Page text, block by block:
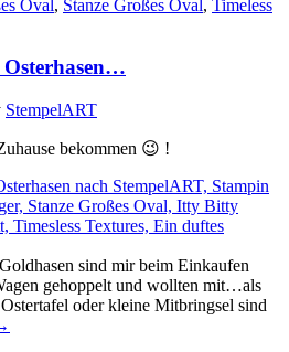
Oval, Stanze Großes Oval, Timeless
Osterhasen…
StempelART
bekommen 😉 !
sind mir beim Einkaufen
gehoppelt und wollten mit…als
oder kleine Mitbringsel sind